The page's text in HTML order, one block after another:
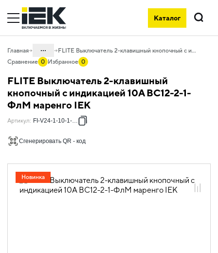
Каталог
Поиск
Главная ...
06. Изделия электроустановочные,
удлинители и силовые разъемы
изделия скрытого монтажа FLITE
FLITE Выключатель 2-клавишный кнопочный с индикацией 10А ВС12-2-1-ФлМ маренго IEK
Сравнение 0 Избранное 0
FLITE Выключатель 2-клавишный
кнопочный с индикацией 10А ВС12-2-1-
ФлМ маренго IEK
Новинка
Артикул: FI-V24-1-10-1-K35
Сгенерировать QR - код